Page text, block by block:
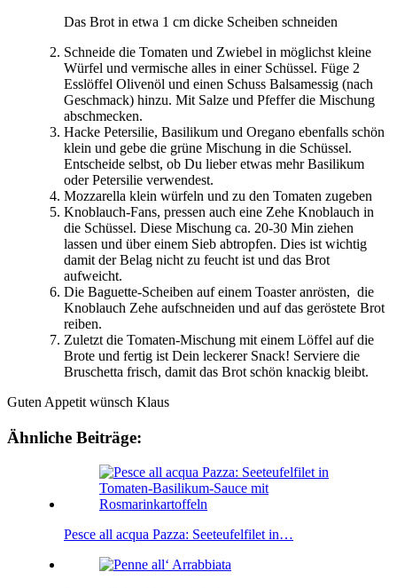
Das Brot in etwa 1 cm dicke Scheiben schneiden
Schneide die Tomaten und Zwiebel in möglichst kleine
Würfel und vermische alles in einer Schüssel. Füge 2
Esslöffel Olivenöl und einen Schuss Balsamessig (nach
Geschmack) hinzu. Mit Salze und Pfeffer die Mischung
abschmecken.
Hacke Petersilie, Basilikum und Oregano ebenfalls schön
klein und gebe die grüne Mischung in die Schüssel.
Entscheide selbst, ob Du lieber etwas mehr Basilikum
oder Petersilie verwendest.
Mozzarella klein würfeln und zu den Tomaten zugeben
Knoblauch-Fans, pressen auch eine Zehe Knoblauch in
die Schüssel. Diese Mischung ca. 20-30 Min ziehen
lassen und über einem Sieb abtropfen. Dies ist wichtig
damit der Belag nicht zu feucht ist und das Brot
aufweicht.
Die Baguette-Scheiben auf einem Toaster anrösten, die
Knoblauch Zehe aufschneiden und auf das geröstete Brot
reiben.
Zuletzt die Tomaten-Mischung mit einem Löffel auf die
Brote und fertig ist Dein leckerer Snack! Serviere die
Bruschetta frisch, damit das Brot schön knackig bleibt.
Guten Appetit wünsch Klaus
Ähnliche Beiträge:
Pesce all acqua Pazza: Seeteufelfilet in…